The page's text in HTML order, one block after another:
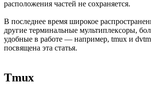
расположения частей не сохраняется.
В последнее время широкое
другие терминальные мультиплексоры,
удобные в работе — например, tmux и
посвящена эта статья.
Tmux